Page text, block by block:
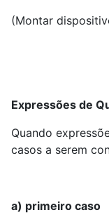
(Montar
Expressões de
Quando
casos a serem
a) primeiro caso